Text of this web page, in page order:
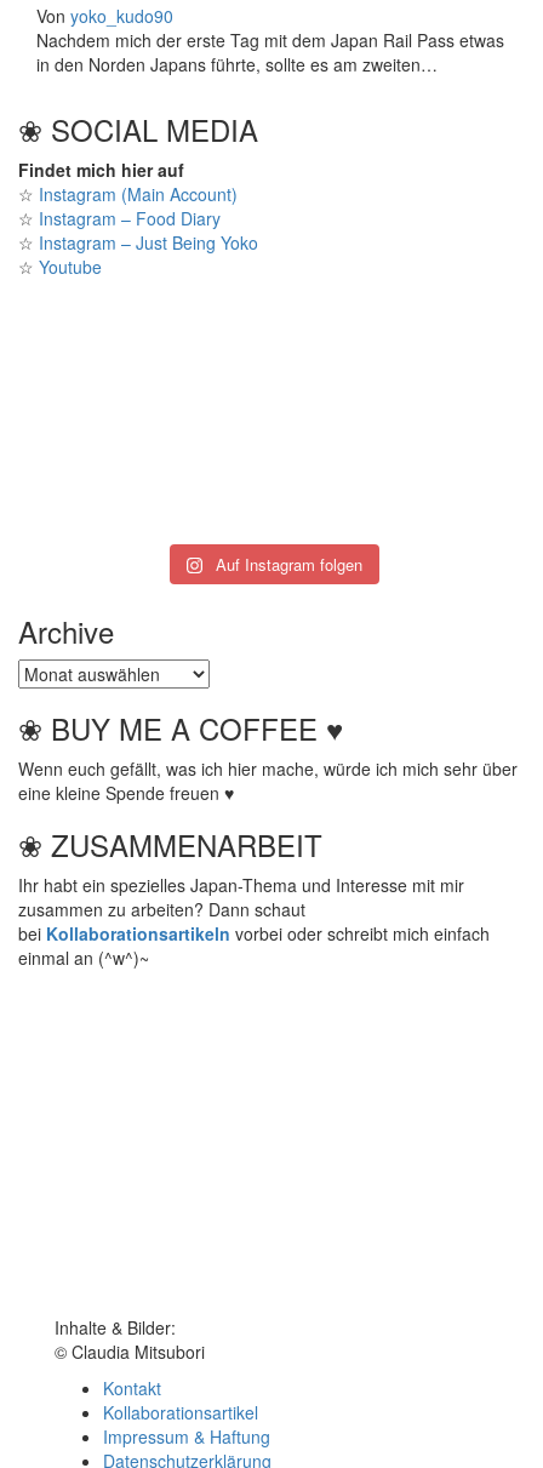
Von yoko_kudo90
Nachdem mich der erste Tag mit dem Japan Rail Pass etwas
in den Norden Japans führte, sollte es am zweiten…
❀ SOCIAL MEDIA
Findet mich hier auf
☆ Instagram (Main Account)
☆ Instagram – Food Diary
☆ Instagram – Just Being Yoko
☆ Youtube
Auf Instagram folgen
Archive
Archive
❀ BUY ME A COFFEE ♥
Wenn euch gefällt, was ich hier mache, würde ich mich sehr über
eine kleine Spende freuen ♥
❀ ZUSAMMENARBEIT
Ihr habt ein spezielles Japan-Thema und Interesse mit mir
zusammen zu arbeiten? Dann schaut
bei Kollaborationsartikeln vorbei oder schreibt mich einfach
einmal an (^w^)~
Inhalte & Bilder:
© Claudia Mitsubori
Kontakt
Kollaborationsartikel
Impressum & Haftung
Datenschutzerklärung